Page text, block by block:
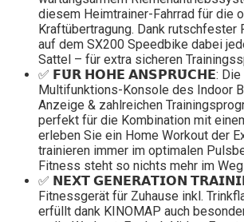
diesem Heimtrainer-Fahrrad für die
Kraftübertragung. Dank rutschfester
auf dem SX200 Speedbike dabei
Sattel – für extra sicheren
✅ 𝗙𝗨̈𝗥 𝗛𝗢𝗛𝗘 𝗔𝗡𝗦𝗣𝗥𝗨̈𝗖𝗛𝗘: Die
Multifunktions-Konsole des Indoor
Anzeige & zahlreichen
perfekt für die Kombination mit
erleben Sie ein Home Workout der
trainieren immer im optimalen
Fitness steht so nichts mehr im
✅ 𝗡𝗘𝗫𝗧 𝗚𝗘𝗡𝗘𝗥𝗔𝗧𝗜𝗢𝗡
Fitnessgerät für Zuhause inkl.
erfüllt dank KINOMAP auch